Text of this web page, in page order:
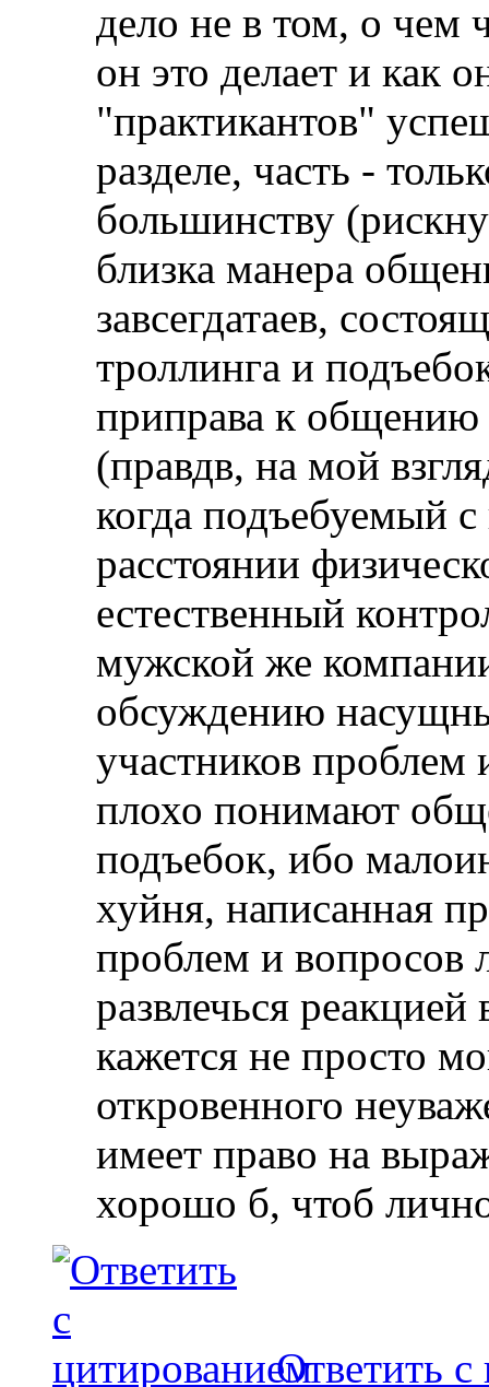
дело не в том, о чем
он это делает и как
"практикантов"
разделе, часть -
большинству
близка манера
завсегдатаев,
троллинга и
приправа к
(правдв, на мой
когда подъебуемый
расстоянии
естественный
мужской же
обсуждению
участников проблем
плохо понимают
подъебок, ибо
хуйня, написанная
проблем и вопросов
развлечься
кажется не просто
откровенного
имеет право на
хорошо б, чтоб
Ответить с